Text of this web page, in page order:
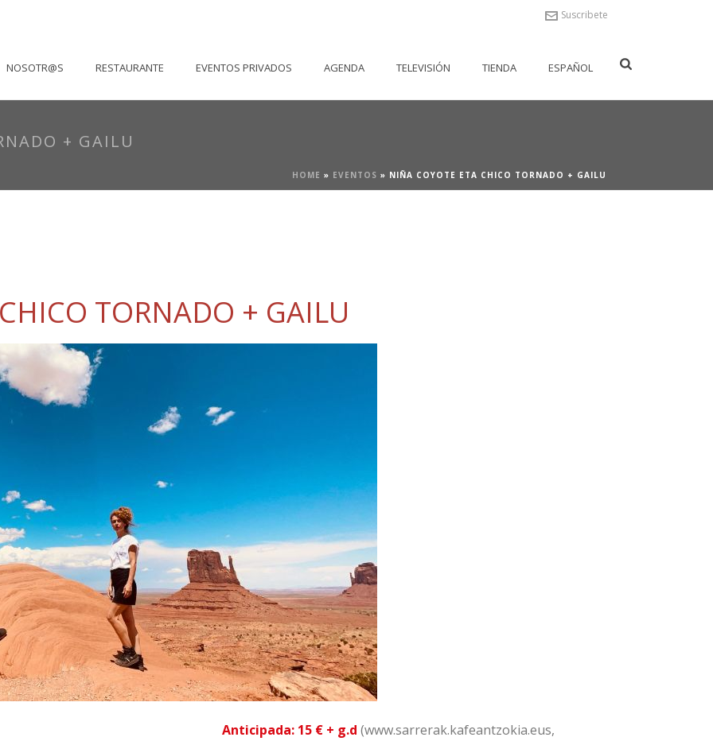
Suscribete
NOSOTR@S RESTAURANTE EVENTOS PRIVADOS AGENDA TELEVISIÓN TIENDA ESPAÑOL
+ GAILU
HOME » EVENTOS » NIÑA COYOTE ETA CHICO TORNADO + GAILU
TORNADO + GAILU
Anticipada: 15 € + g.d (www.sarrerak.kafeantzokia.eus,